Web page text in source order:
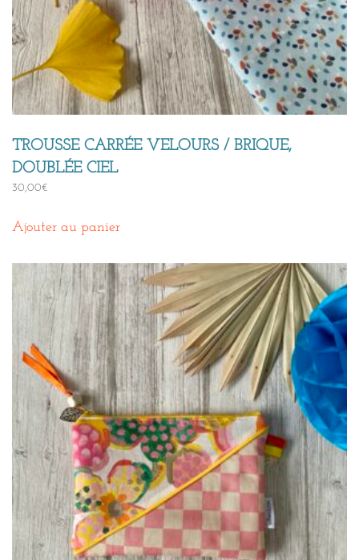
TROUSSE CARRÉE VELOURS / BRIQUE,
DOUBLÉE CIEL
30,00€
Ajouter au panier